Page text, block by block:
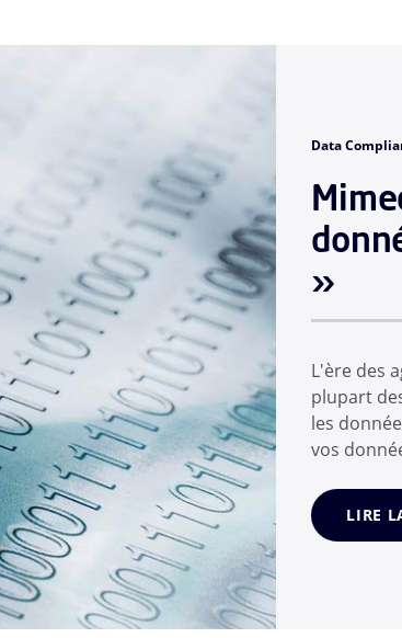
Data
»
L'ère des
plupart
les
vos
eux-
adopté une
LIRE